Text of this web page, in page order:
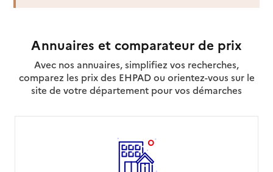
Adresse
395 route de la Gare Centre social
20290-Borgo
Annuaires et comparateur de prix
Avec nos annuaires, simplifiez vos recherches,
comparez les prix des EHPAD ou orientez-vous sur le
site de votre département pour vos démarches